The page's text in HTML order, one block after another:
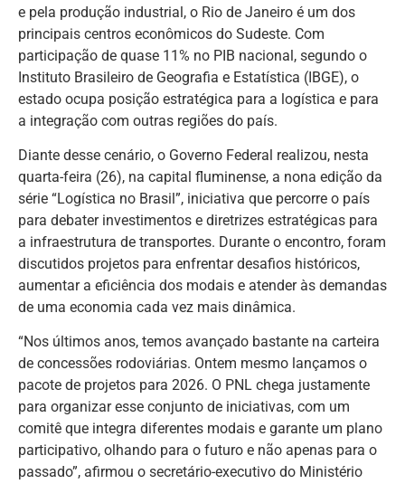
e pela produção industrial, o Rio de Janeiro é um dos
principais centros econômicos do Sudeste. Com
participação de quase 11% no PIB nacional, segundo o
Instituto Brasileiro de Geografia e Estatística (IBGE), o
estado ocupa posição estratégica para a logística e para
a integração com outras regiões do país.
Diante desse cenário, o Governo Federal realizou, nesta
quarta-feira (26), na capital fluminense, a nona edição da
série “Logística no Brasil”, iniciativa que percorre o país
para debater investimentos e diretrizes estratégicas para
a infraestrutura de transportes. Durante o encontro, foram
discutidos projetos para enfrentar desafios históricos,
aumentar a eficiência dos modais e atender às demandas
de uma economia cada vez mais dinâmica.
“Nos últimos anos, temos avançado bastante na carteira
de concessões rodoviárias. Ontem mesmo lançamos o
pacote de projetos para 2026. O PNL chega justamente
para organizar esse conjunto de iniciativas, com um
comitê que integra diferentes modais e garante um plano
participativo, olhando para o futuro e não apenas para o
passado”, afirmou o secretário-executivo do Ministério